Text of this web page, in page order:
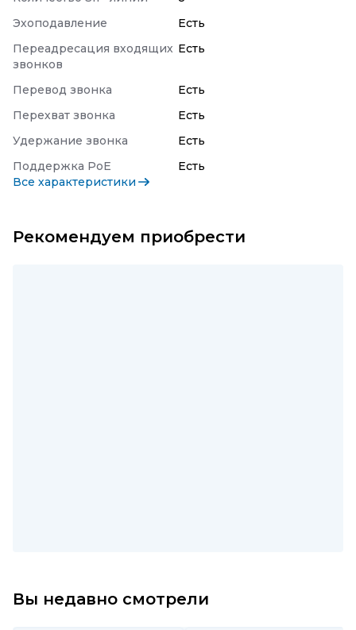
Эхоподавление
Есть
Переадресация входящих
звонков
Есть
Перевод звонка
Есть
Перехват звонка
Есть
Удержание звонка
Есть
Поддержка PoE
Есть
Все характеристики
Рекомендуем приобрести
Вы недавно смотрели